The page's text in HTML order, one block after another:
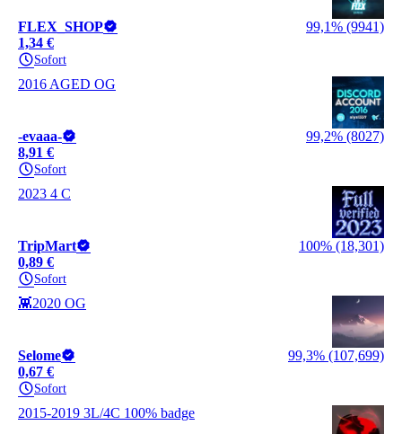
FLEX_SHOP
99,1% (9941)
1,34 €
Sofort
2016 AGED OG
-evaaa-
99,2% (8027)
8,91 €
Sofort
2023 4 C
TripMart
100% (18,301)
0,89 €
Sofort
👾2020 OG
Selome
99,3% (107,699)
0,67 €
Sofort
2015-2019 3L/4C 100% badge